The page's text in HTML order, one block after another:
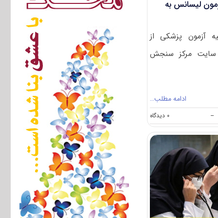
لیسانس به
آزمون پزشکی از
بر روی سایت مرکز سنجش
ادامه مطلب…
-- ۰ دیدگاه
on
انتشار
سوالات
و
لیسانس
به
پزشکی